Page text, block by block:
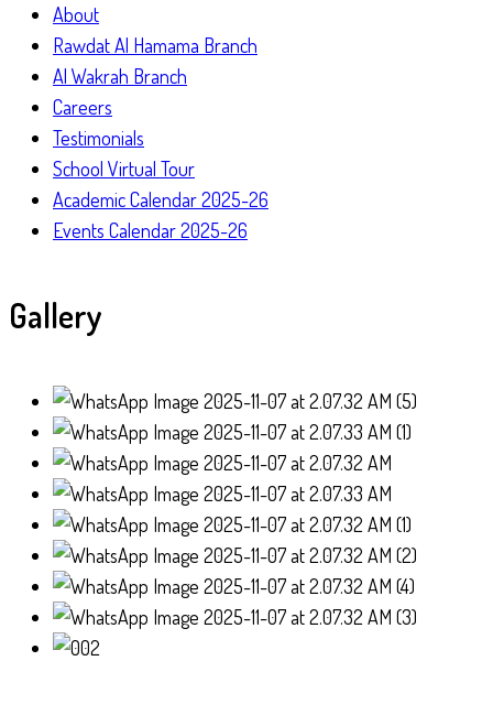
About
Rawdat Al Hamama Branch
Al Wakrah Branch
Careers
Testimonials
School Virtual Tour
Academic Calendar 2025-26
Events Calendar 2025-26
Gallery